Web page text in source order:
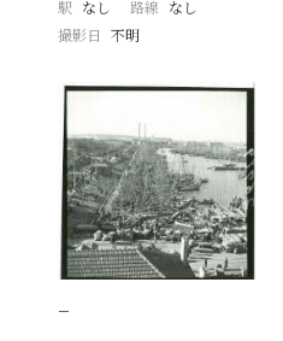
駅 なし 路線 なし
撮影日
不明
−